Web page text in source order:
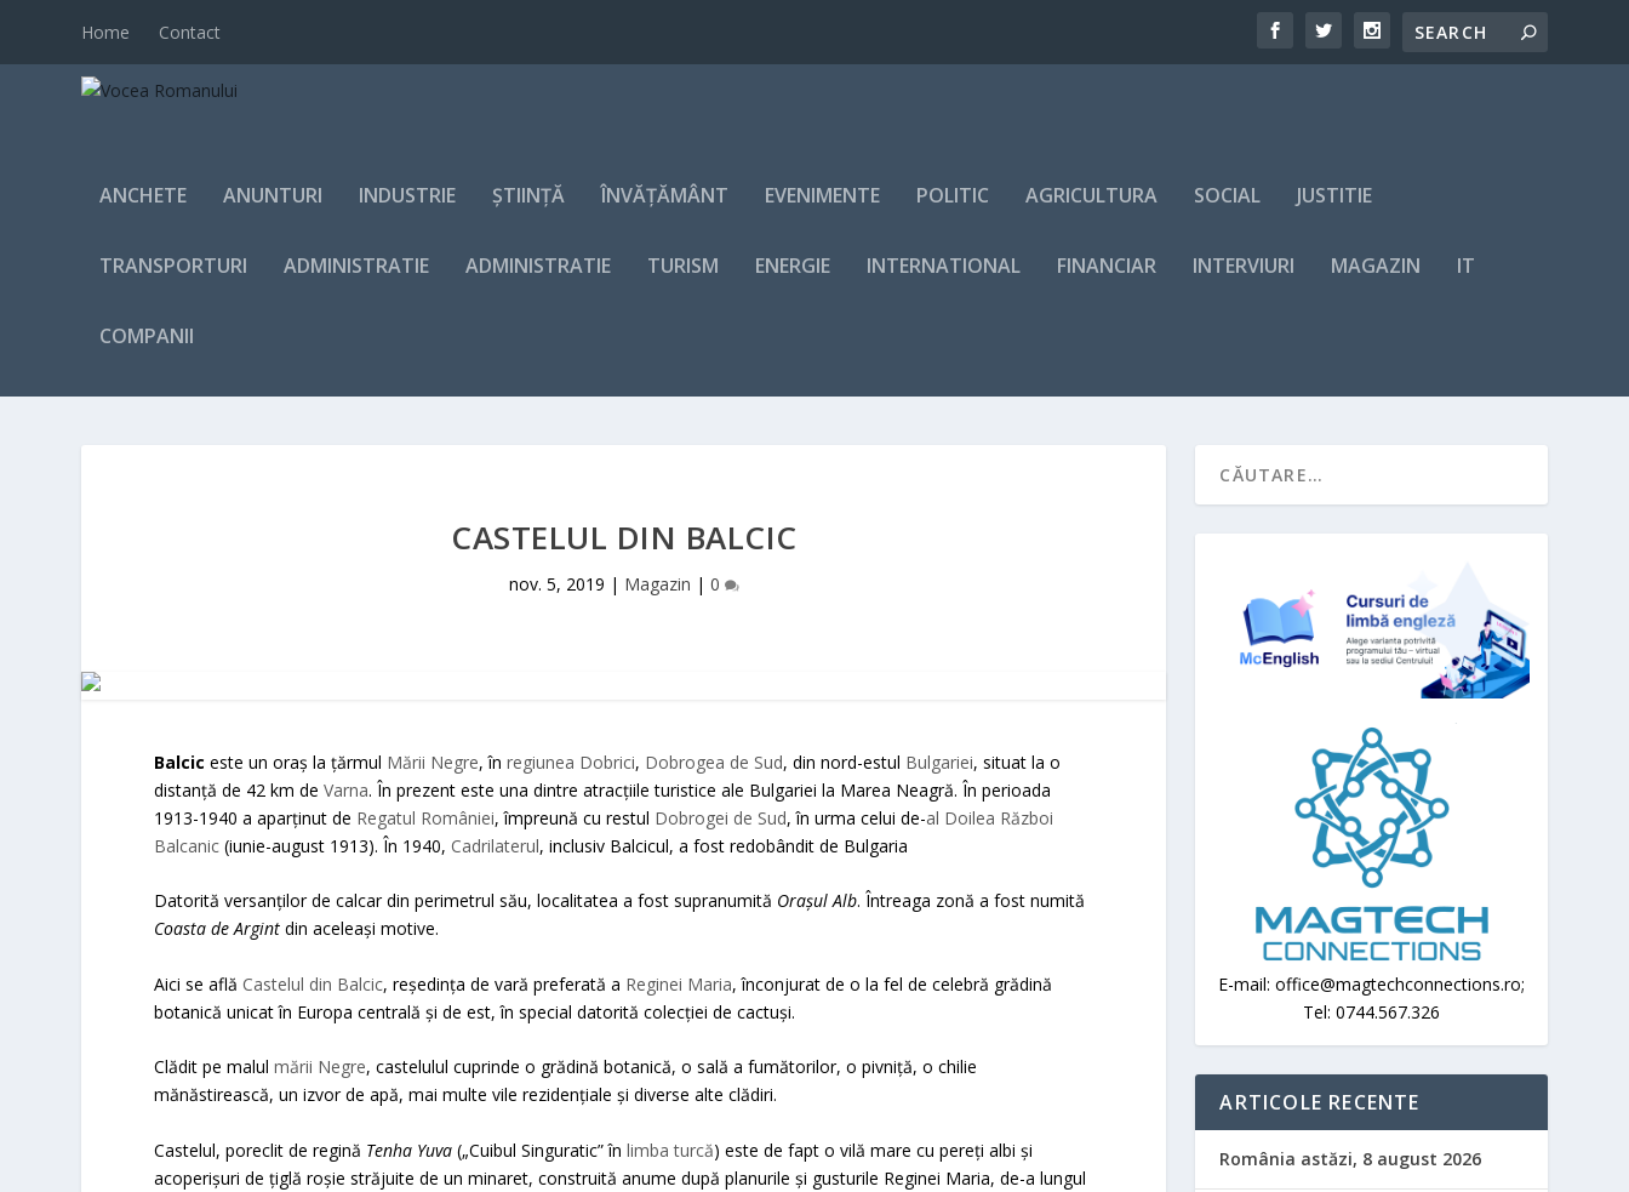
Home Contact
ANCHETE ANUNTURI INDUSTRIE ȘTIINȚĂ ÎNVĂȚĂMÂNT EVENIMENTE POLITIC AGRICULTURA SOCIAL JUSTITIE
TRANSPORTURI ADMINISTRATIE ADMINISTRATIE TURISM ENERGIE INTERNATIONAL FINANCIAR INTERVIURI MAGAZIN IT
COMPANII
CASTELUL DIN BALCIC
nov. 5, 2019 | Magazin | 0
Balcic este un oraș la țărmul Mării Negre, înregiunea Dobrici, Dobrogea de Sud, din nord-estul Bulgariei, situat la o
distanță de 42 km deVarna. În prezent este una dintre atracțiile turistice ale Bulgariei la Marea Neagră. În perioada
1913-1940 a aparținut de Regatul României, împreună cu restul Dobrogei de Sud, în urma celui de-al Doilea Război
Balcanic (iunie-august 1913). În 1940, Cadrilaterul, inclusiv Balcicul, a fost redobândit de Bulgaria
Datorită versanților de calcar din perimetrul său, localitatea a fost supranumită Orașul Alb. Întreaga zonă a fost numită
Coasta de Argint din aceleași motive.
Aici se află Castelul din Balcic, reședința de vară preferată a Reginei Maria, înconjurat de o la fel de celebră grădină
botanică unicat în Europa centrală și de est, în special datorită colecției de cactuși.
Clădit pe malulmării Negre, castelulul cuprinde o grădină botanică, o sală a fumătorilor, o pivniță, o chilie
mănăstirească, un izvor de apă, mai multe vile rezidențiale și diverse alte clădiri.
Castelul, poreclit de regină Tenha Yuva („Cuibul Singuratic” înlimba turcă) este de fapt o vilă mare cu pereți albi și
acoperișuri de țiglă roșie străjuite de un minaret, construită anume după planurile și gusturile Reginei Maria, de-a lungul
E-mail: office@magtechconnections.ro;
Tel: 0744.567.326
ARTICOLE RECENTE
România astăzi, 8 august 2026